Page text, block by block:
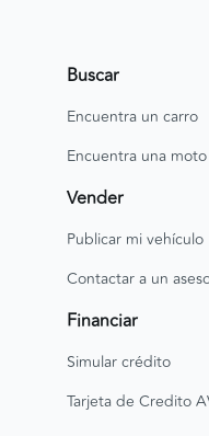
Buscar
Encuentra un carro
Encuentra una moto
Vender
Publicar mi vehículo
Contactar a un
Financiar
Simular crédito
Tarjeta de Credito